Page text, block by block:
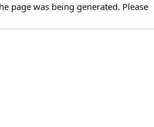
page was being generated. Please